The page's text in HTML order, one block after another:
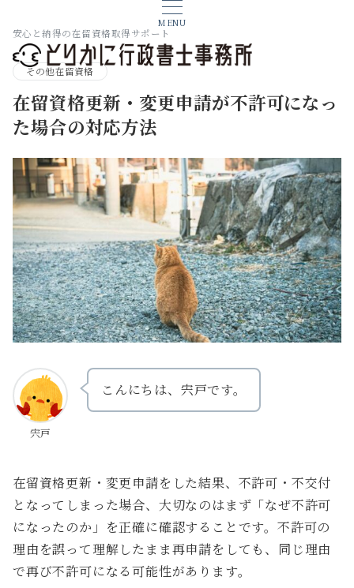
MENU
安心と納得の在留資格取得サポート
その他在留資格
在留資格更新・変更申請が不許可になっ
た場合の対応方法
宍戸
こんにちは、宍戸です。
在留資格更新・変更申請をした結果、不許可・不交付
となってしまった場合、大切なのはまず「なぜ不許可
になったのか」を正確に確認することです。不許可の
理由を誤って理解したまま再申請をしても、同じ理由
で再び不許可になる可能性があります。